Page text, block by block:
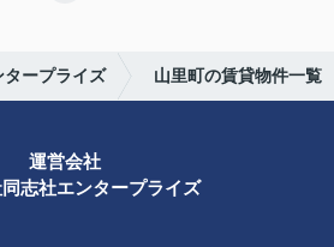
ープライズ 山里町の賃貸物件一覧
運営会社
志社エンタープライズ